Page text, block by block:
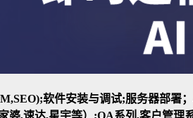
软件安装与调试;服务器部署；
婆,速达,星宇等）;OA系列,客户管理